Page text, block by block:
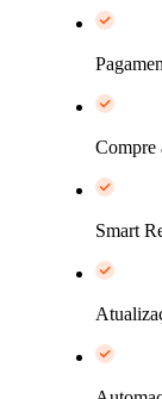
Compre
Smart